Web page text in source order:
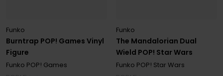
Burntrap POP! Games Vinyl
Figure
Funko
Funko POP! Games
The Mandalorian Dual
Wield POP! Star Wars
Funko
Funko POP! Star Wars